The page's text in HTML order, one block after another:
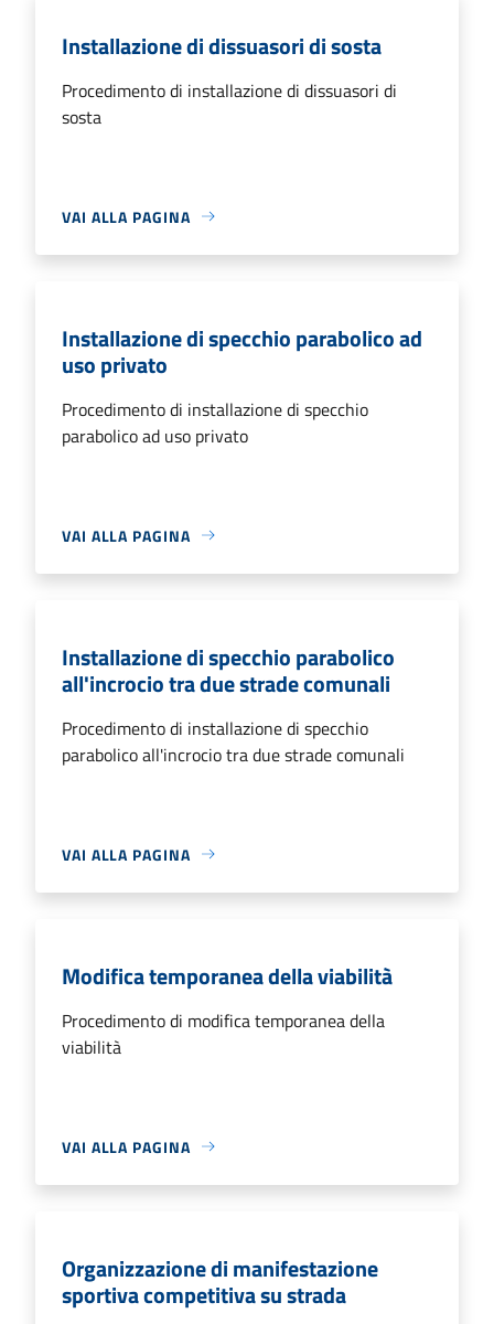
Installazione di dissuasori di sosta
Procedimento di installazione di dissuasori di
sosta
VAI ALLA PAGINA
Installazione di specchio parabolico ad
uso privato
Procedimento di installazione di specchio
parabolico ad uso privato
VAI ALLA PAGINA
Installazione di specchio parabolico
all'incrocio tra due strade comunali
Procedimento di installazione di specchio
parabolico all'incrocio tra due strade comunali
VAI ALLA PAGINA
Modifica temporanea della viabilità
Procedimento di modifica temporanea della
viabilità
VAI ALLA PAGINA
Organizzazione di manifestazione
sportiva competitiva su strada